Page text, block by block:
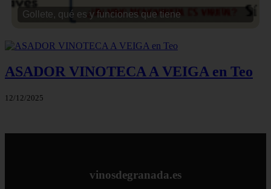
Gollete, qué es y funciones que tiene
ASADOR VINOTECA A VEIGA en Teo
12/12/2025
vinosdegranada.es